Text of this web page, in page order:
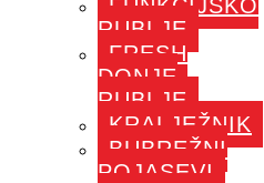
FUNKCIJSKO
RUBLJE
FRESH
DONJE
RUBLJE
KRALJEŽNIK
BUBREŽNI
POJASEVI